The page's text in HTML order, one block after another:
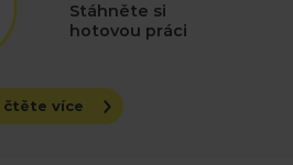
Stáhněte si
hotovou práci
čtěte více